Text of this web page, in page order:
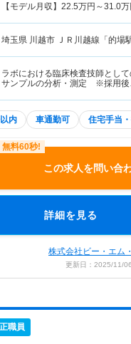
【モデル月収】 22.5万円～31.0万
埼玉県 川越市 ＪＲ川越線「的場
ラボにおける臨床検査技師とし
サンプルの分析・測定 ※採用後
内 車通勤可 住宅手当
この求人を問い合
詳細を見る
株式会社ビー・エム
更新日：2025/11/
正職員